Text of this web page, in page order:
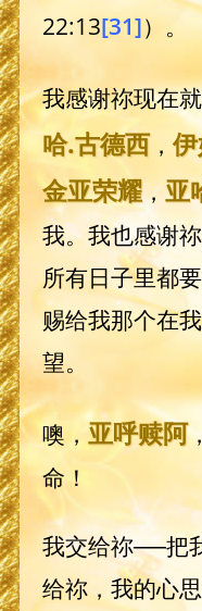
22:13[31]）。
我感谢祢现在
哈.古德西，
金亚荣耀，亚
我。我也感谢
所有日子里都
赐给我那个在
望。
噢，亚呼赎阿
命！
我交给祢──把
给祢，我的心